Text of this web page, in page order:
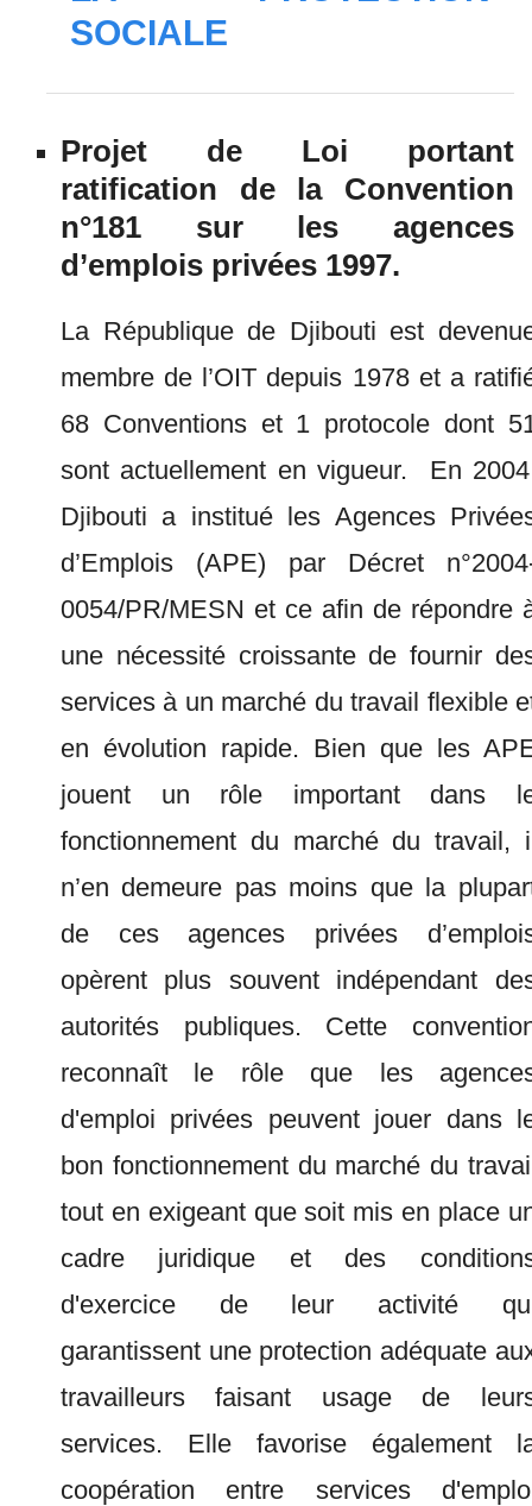
SOCIALE
Projet de Loi portant
ratification de la Convention
n°181 sur les agences
d’emplois privées 1997.
La République de Djibouti est
membre de l’OIT depuis 1978 et a
68 Conventions et 1 protocole dont
sont actuellement en vigueur. En
Djibouti a institué les Agences
d’Emplois (APE) par Décret
0054/PR/MESN et ce afin de répondre
une nécessité croissante de fournir
services à un marché du travail flexible
en évolution rapide. Bien que les
jouent un rôle important dans
fonctionnement du marché du travail,
n’en demeure pas moins que la
de ces agences privées
opèrent plus souvent indépendant
autorités publiques. Cette
reconnaît le rôle que les
d'emploi privées peuvent jouer dans
bon fonctionnement du marché du
tout en exigeant que soit mis en place
cadre juridique et des
d'exercice de leur activité
garantissent une protection adéquate
travailleurs faisant usage de
services. Elle favorise également
coopération entre services